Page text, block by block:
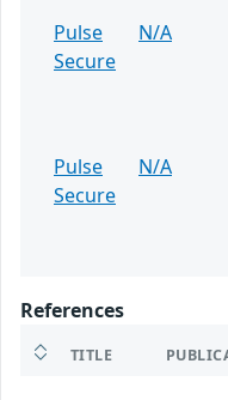
Pulse
Secure
N/A
Pulse
Secure
N/A
References
TITLE